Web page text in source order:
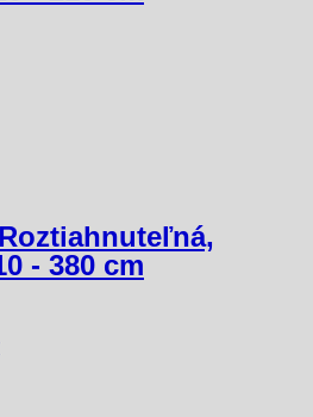
Roztiahnuteľná,
- 380 cm